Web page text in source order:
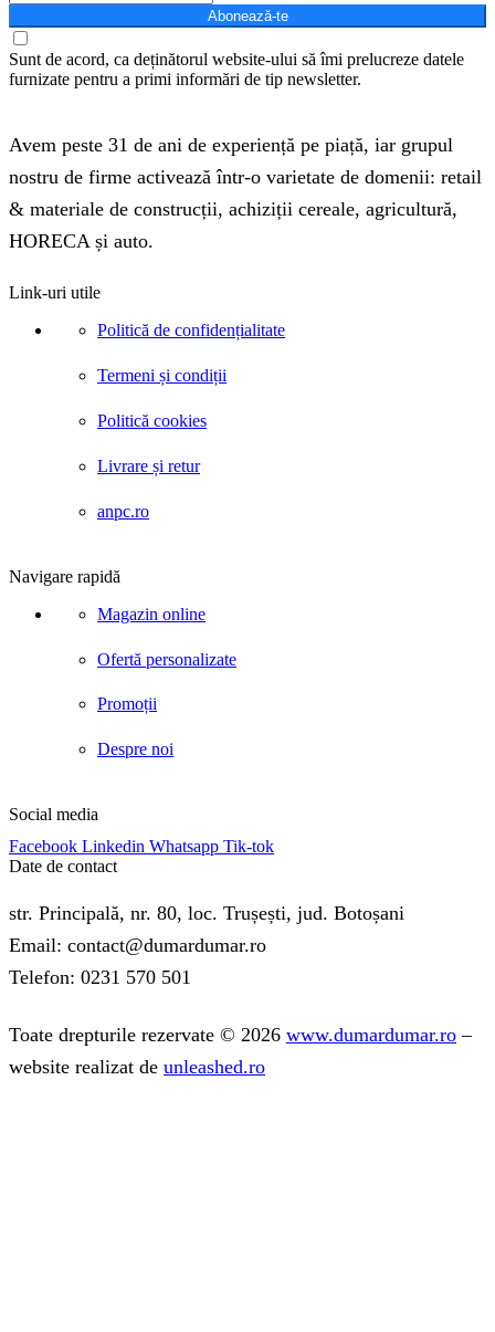
Abonează-te
Sunt de acord, ca deținătorul website-ului să îmi prelucreze datele
furnizate pentru a primi informări de tip newsletter.
Avem peste 31 de ani de experiență pe piață, iar grupul
nostru de firme activează într-o varietate de domenii: retail
& materiale de construcții, achiziții cereale, agricultură,
HORECA și auto.
Link-uri utile
Politică de confidențialitate
Termeni și condiții
Politică cookies
Livrare și retur
anpc.ro
Navigare rapidă
Magazin online
Ofertă personalizate
Promoții
Despre noi
Social media
Facebook Linkedin Whatsapp Tik-tok
Date de contact
str. Principală, nr. 80, loc. Trușești, jud. Botoșani
Email: contact@dumardumar.ro
Telefon: 0231 570 501
Toate drepturile rezervate © 2026 www.dumardumar.ro –
website realizat de unleashed.ro